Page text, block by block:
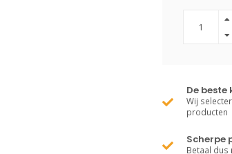
De beste
Wij
producten
Scherpe
Betaal dus